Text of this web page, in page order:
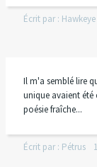
Écrit par : Hawkeye
Il m'a semblé lire
unique avaient été
poésie fraîche...
Écrit par : Pétrus